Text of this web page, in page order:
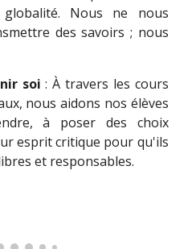
Nous ne nous
des savoirs ; nous
soi : À travers les cours
nous aidons nos élèves
à poser des choix
esprit critique pour qu'ils
et responsables.